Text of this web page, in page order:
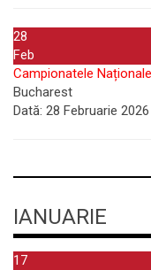
28
Feb
Campionatele
Bucharest
Dată: 28 Februarie 2026
IANUARIE
17